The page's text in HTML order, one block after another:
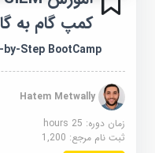
کمپ گام به گام
by-Step BootCamp
Hatem Metwally
زمان دوره: 25 hours
ثبت نام مرجع:1,200